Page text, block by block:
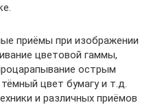
приёмы при изображении
цветовой гаммы,
острым
цвет бумагу и т.д.
и различных приёмов